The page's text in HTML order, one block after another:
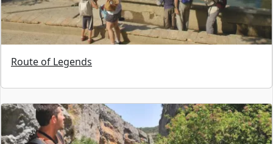
Route of Legends